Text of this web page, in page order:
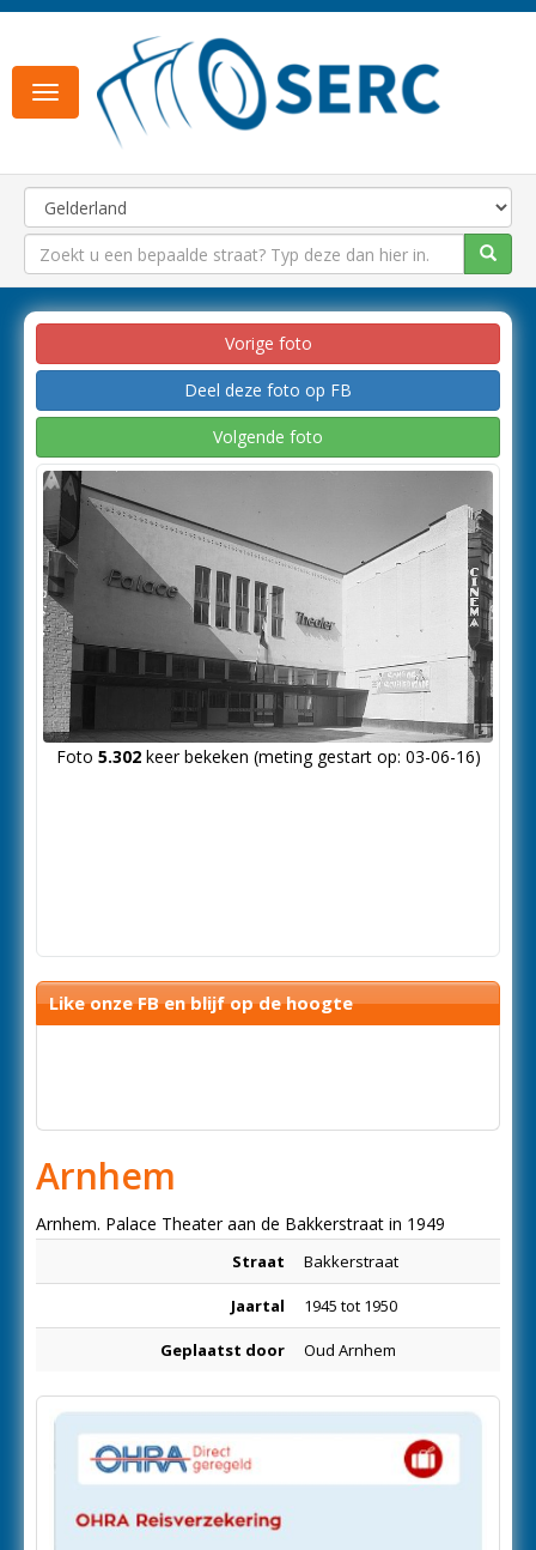
Toggle
navigation
Vorige foto
Deel deze foto op FB
Volgende foto
Foto 5.302keer bekeken (meting gestart op: 03-06-16)
Like onze FB en blijf op de hoogte
Arnhem
Arnhem. Palace Theater aan de Bakkerstraat in 1949
Straat Bakkerstraat
Jaartal 1945 tot 1950
Geplaatst door Oud Arnhem